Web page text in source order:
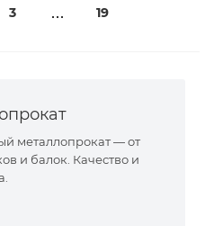
3 19
металлопрокат — от
и балок. Качество и